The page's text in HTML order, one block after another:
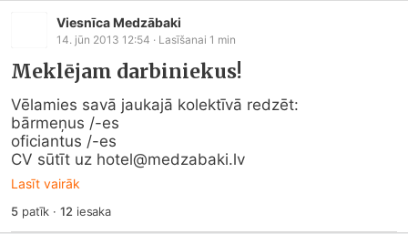
Viesnīca Medzābaki
14. jūn 2013 12:54 · Lasīšanai 1 min
Meklējam darbiniekus!
Vēlamies savā jaukajā kolektīvā redzēt:
bārmeņus /-es
oficiantus /-es
CV sūtīt uz hotel@medzabaki.lv
Lasīt vairāk
5patīk ·12 iesaka